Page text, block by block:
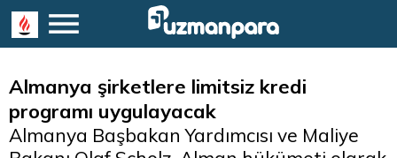
Almanya şirketlere limitsiz kredi
programı uygulayacak
Almanya Başbakan Yardımcısı ve Maliye